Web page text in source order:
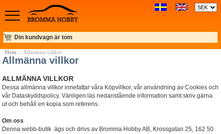
Din kundvagn är tom
Hem:: Allmänna villkor
Allmänna villkor
ALLMÄNNA VILLKOR
Dessa allmänna villkor innefattar våra Köpvillkor, vår användning av Cookies och
vår Dataskyddspolicy. Vänligen läs nedanstående information samt skriv gärna
ut och behåll en kopia som referens.
Om oss
Denna webb-butik ägs och drivs av Bromma Hobby AB, Krossgatan 25, 162 50